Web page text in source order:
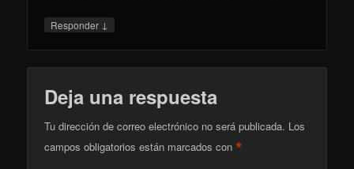
Responder ↓
Deja una respuesta
Tu dirección de correo electrónico no será publicada. Los
campos obligatorios están marcados con*